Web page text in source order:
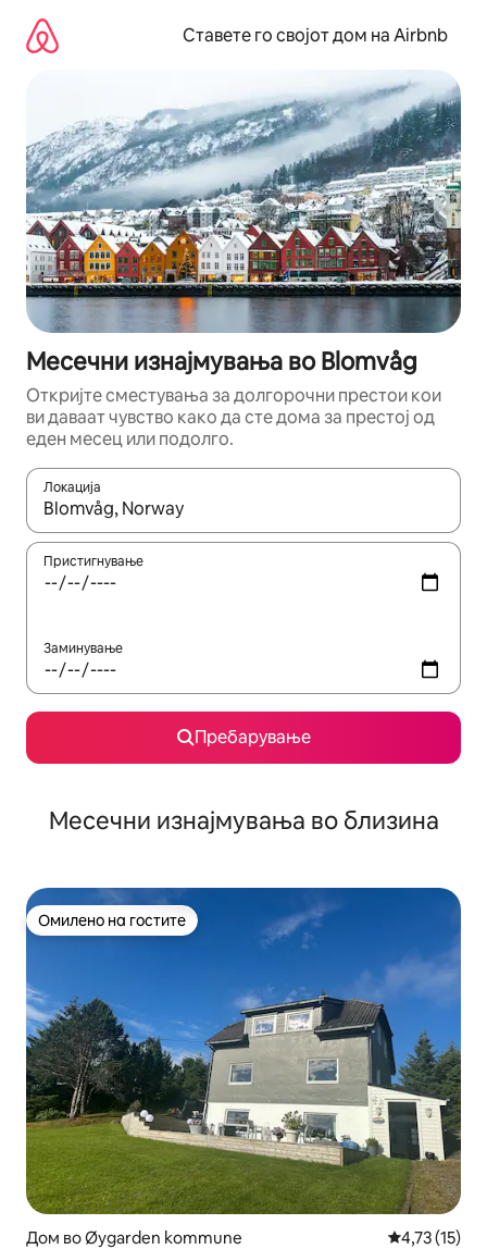
содржина
Ставете го својот дом на Airbnb
Месечни изнајмувања во Blomvåg
Откријте сместувања за долгорочни престои кои
ви даваат чувство како да сте дома за престој од
еден месец или подолго.
Локација
Кога резултатите се достапни, движете се со копчињата
Пристигнување
Заминување
Пребарување
Месечни изнајмувања во близина
Омилено на гостите
Омилено на гостите
Дом во Øygarden kommune Просечна
4,73 (15)